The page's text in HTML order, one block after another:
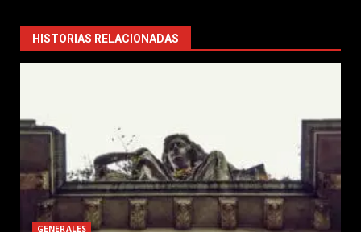
HISTORIAS RELACIONADAS
GENERALES